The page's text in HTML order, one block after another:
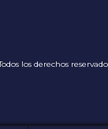
los derechos